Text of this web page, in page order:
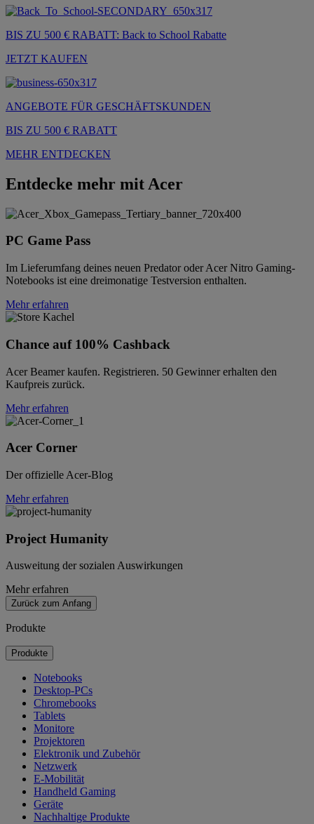
BIS ZU 500 € RABATT: Back to School Rabatte
JETZT KAUFEN
ANGEBOTE FÜR GESCHÄFTSKUNDEN
BIS ZU 500 € RABATT
MEHR ENTDECKEN
Entdecke mehr mit Acer
PC Game Pass
Im Lieferumfang deines neuen Predator oder Acer Nitro Gaming-
Notebooks ist eine dreimonatige Testversion enthalten.
Mehr erfahren
Chance auf 100% Cashback
Acer Beamer kaufen. Registrieren. 50 Gewinner erhalten den
Kaufpreis zurück.
Mehr erfahren
Acer Corner
Der offizielle Acer-Blog
Mehr erfahren
Project Humanity
Ausweitung der sozialen Auswirkungen
Mehr erfahren
Zurück zum Anfang
Produkte
Produkte
Notebooks
Desktop-PCs
Chromebooks
Tablets
Monitore
Projektoren
Elektronik und Zubehör
Netzwerk
E-Mobilität
Handheld Gaming
Geräte
Nachhaltige Produkte